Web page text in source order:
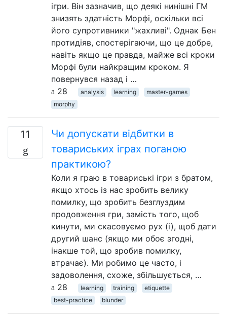
ігри. Він зазначив, що деякі нинішні ГМ
знизять здатність Морфі, оскільки всі
його супротивники "жахливі". Однак Бен
протидіяв, спостерігаючи, що це добре,
навіть якщо це правда, майже всі кроки
Морфі були найкращим кроком. Я
повернувся назад і …
28
analysis learning
master-games
morphy
11
Чи допускати відбитки в
товариських іграх поганою
практикою?
Коли я граю в товариські ігри з братом,
якщо хтось із нас зробить велику
помилку, що зробить безглуздим
продовження гри, замість того, щоб
кинути, ми скасовуємо рух (і), щоб дати
другий шанс (якщо ми обоє згодні,
інакше той, що зробив помилку,
втрачає). Ми робимо це часто, і
задоволення, схоже, збільшується, …
28
learning training
etiquette
best-practice
blunder